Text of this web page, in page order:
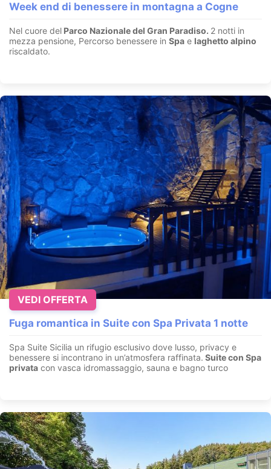
Week end di benessere in montagna a Cogne
Nel cuore del Parco Nazionale del Gran Paradiso. 2 notti in
mezza pensione, Percorso benessere in Spa e laghetto alpino
riscaldato.
Fuga romantica in Suite con Spa Privata 1 notte
Spa Suite Sicilia un rifugio esclusivo dove lusso, privacy e
benessere si incontrano in un’atmosfera raffinata. Suite con Spa
privata con vasca idromassaggio, sauna e bagno turco
VEDI OFFERTA